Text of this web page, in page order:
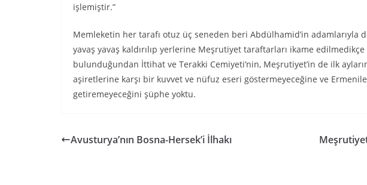
işlemiştir.”
Memleketin her tarafı otuz üç seneden beri Abdülhamid’in
yavaş yavaş kaldırılıp yerlerine Meşrutiyet taraftarları ikame
bulunduğundan İttihat ve Terakki Cemiyeti’nin, Meşrutiyet’in de ilk
aşiretlerine karşı bir kuvvet ve nüfuz eseri göstermeyeceğine ve
getiremeyeceğini şüphe yoktu.
Avusturya’nın Bosna-Hersek’i İlhakı